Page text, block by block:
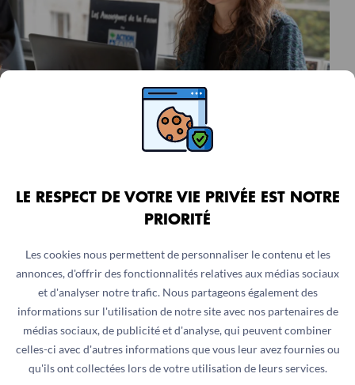
LE RESPECT DE VOTRE VIE PRIVÉE EST NOTRE
PRIORITÉ
Les cookies nous permettent de personnaliser le contenu et les
annonces, d'offrir des fonctionnalités relatives aux médias sociaux
et d'analyser notre trafic. Nous partageons également des
informations sur l'utilisation de notre site avec nos partenaires de
médias sociaux, de publicité et d'analyse, qui peuvent combiner
celles-ci avec d'autres informations que vous leur avez fournies ou
qu'ils ont collectées lors de votre utilisation de leurs services.
ASSISTANTE OU ASSISTANT IA
SANTÉ MENTALE ET SOUTIEN
PSYCHOSOCIAL (SMSP)
Ile-de-France, France
Stage
3.5 mois